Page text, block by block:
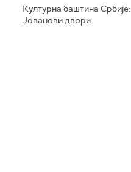
Културна баштина Србије:
Јованови двори